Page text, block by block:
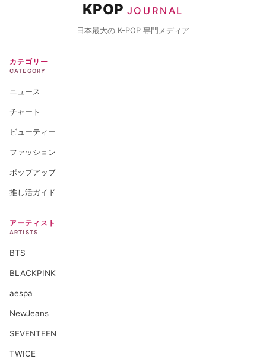
KPOP JOURNAL
日本最大の K-POP 専門メディア
カテゴリー
CATEGORY
ニュース
チャート
ビューティー
ファッション
ポップアップ
推し活ガイド
アーティスト
ARTISTS
BTS
BLACKPINK
aespa
NewJeans
SEVENTEEN
TWICE